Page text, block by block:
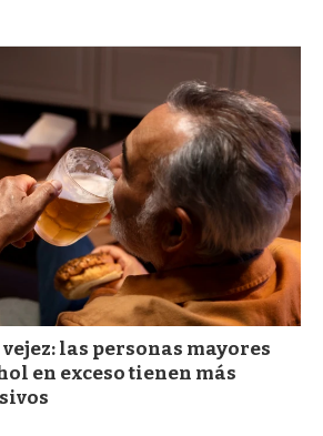
las personas mayores
en exceso tienen más